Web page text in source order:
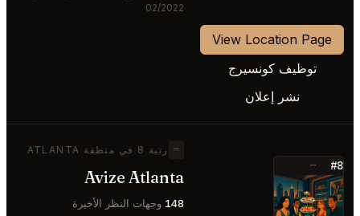
02/2022
View Location Page
توظيف كونسيرج
نشر إعلان
#8
—
⭐
— رتبة 8 في منطقة ATLANTA
Avize Atlanta
148 وجهات النظر الأخيرة